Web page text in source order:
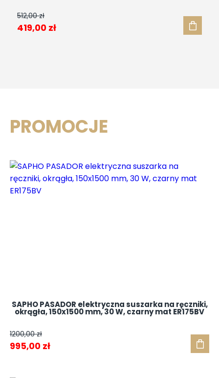
512,00zł
Pierwotna
419,00 złAktualna
PROMOCJE
SAPHO PASADOR elektryczna suszarka na ręczniki,
okrągła, 150x1500 mm, 30 W, czarny mat ER175BV
1200,00zł
Pierwotna
995,00 złAktualna